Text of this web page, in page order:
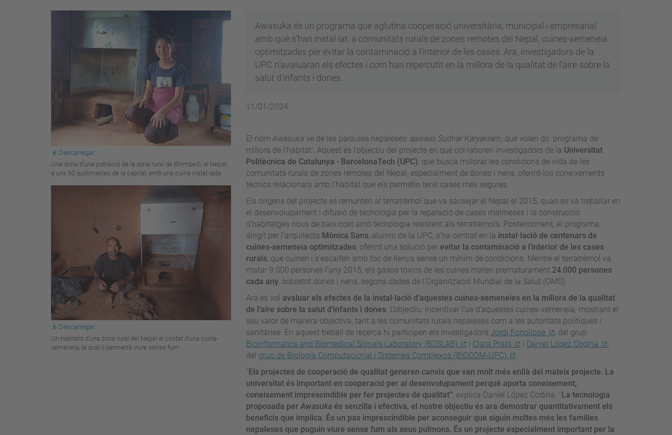
Descarregar
Una dona d'una població de la zona rural de Bhimpedi, al Nepal,
a uns 50 quilòmetres de la capital, amb una cuina instal·lada
Descarregar
Un habitant d'una zona rural del Nepal al costat d'una cuina-
xemeneia, la qual li permetrà viure sense fum
Awasuka és un programa que aglutina cooperació universitària, municipal i empresarial
amb què s’han instal·lat, a comunitats rurals de zones remotes del Nepal, cuines-xemeneia
optimitzades per evitar la contaminació a l’interior de les cases. Ara, investigadors de la
UPC n’avaluaran els efectes i com han repercutit en la millora de la qualitat de l’aire sobre la
salut d’infants i dones.
11/01/2024
El nom Awasuka ve de les paraules nepaleses: aawaas Sudhar Karyakram, que volen dir 'programa de
millora de l’hàbitat'. Aquest és l’objectiu del projecte en què col·laboren investigadors de la Universitat
Politècnica de Catalunya - BarcelonaTech (UPC), que busca millorar les condicions de vida de les
comunitats rurals de zones remotes del Nepal, especialment de dones i nens, oferint-los coneixements
tècnics relacionats amb l’hàbitat que els permetin tenir cases més segures.
Els orígens del projecte es remunten al terratrèmol que va sacsejar el Nepal el 2015, quan es va treballar en
el desenvolupament i difusió de tecnologia per la reparació de cases malmeses i la construcció
d’habitatges nous de baix cost amb tecnologia resistent als terratrèmols. Posteriorment, el programa,
dirigit per l’arquitecta Mònica Sans, alumni de la UPC, s'ha centrat en la instal·lació de centenars de
cuines-xemeneia optimitzades, oferint una solució per evitar la contaminació a l’interior de les cases
rurals, que cuinen i s’escalfen amb foc de llenya sense un mínim de condicions. Mentre el terratrèmol va
matar 9.000 persones l’any 2015, els gasos tòxics de les cuines maten prematurament 24.000 persones
cada any, sobretot dones i nens, segons dades de l'Organització Mundial de la Salut (OMS).
Ara es vol avaluar els efectes de la instal·lació d’aquestes cuines-xemeneies en la millora de la qualitat
de l’aire sobre la salut d’infants i dones. L’objectiu: incentivar l’ús d’aquestes cuines-xemeneia, mostrant el
seu valor de manera objectiva, tant a les comunitats rurals nepaleses com a les autoritats polítiques i
sanitàries. En aquest treball de recerca hi participen els investigadors Jordi Fonollosa
, del grup
Bioinformatics and Biomedical Signals Laboratory (B2SLAB)
i Clara Prats i Daniel López Codina
,
del grup de Biologia Computacional i Sistemes Complexos (BIOCOM-UPC)
.
" Els projectes de cooperació de qualitat generen canvis que van molt més enllà del mateix projecte. La
universitat és important en cooperació per al desenvolupament perquè aporta coneixement,
coneixement imprescindible per fer projectes de qualitat”, explica Daniel López Codina. “ La tecnologia
proposada perAwasukaés senzilla i efectiva, el nostre objectiu és ara demostrar quantitativament els
beneficis que implica. És un pas imprescindible per aconseguir que siguin moltes més les famílies
nepaleses que puguin viure sense fum als seus pulmons. És un projecte especialment important per la